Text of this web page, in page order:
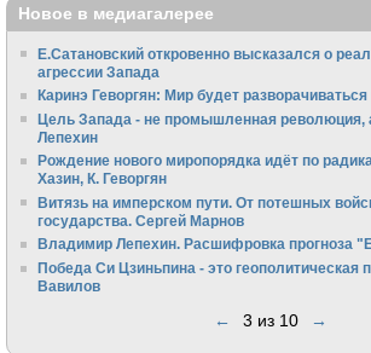
Новое в медиагалерее
Е.Сатановский откровенно высказался о
агрессии Запада
Каринэ Геворгян: Мир будет
Цель Запада - не промышленная революция,
Лепехин
Рождение нового миропорядка идёт по
Хазин, К. Геворгян
Витязь на имперском пути. От потешных
государства. Сергей Марнов
Владимир Лепехин. Расшифровка прогноза
Победа Си Цзиньпина - это геополитическая
Вавилов
← 3 из 10 →